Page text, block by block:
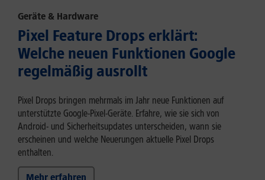
Geräte & Hardware
Pixel Feature Drops erklärt:
Welche neuen Funktionen Google
regelmäßig ausrollt
Pixel Drops bringen mehrmals im Jahr neue Funktionen auf
unterstützte Google-Pixel-Geräte. Erfahre, wie sie sich von
Android- und Sicherheitsupdates unterscheiden, wann sie
erscheinen und welche Neuerungen aktuelle Pixel Drops
enthalten.
Mehr erfahren